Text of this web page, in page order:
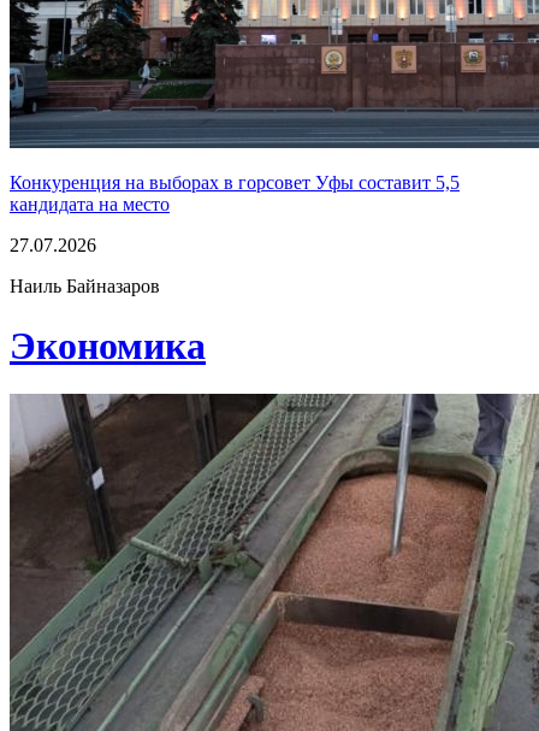
Конкуренция на выборах в горсовет Уфы составит 5,5
кандидата на место
27.07.2026
Наиль Байназаров
Экономика